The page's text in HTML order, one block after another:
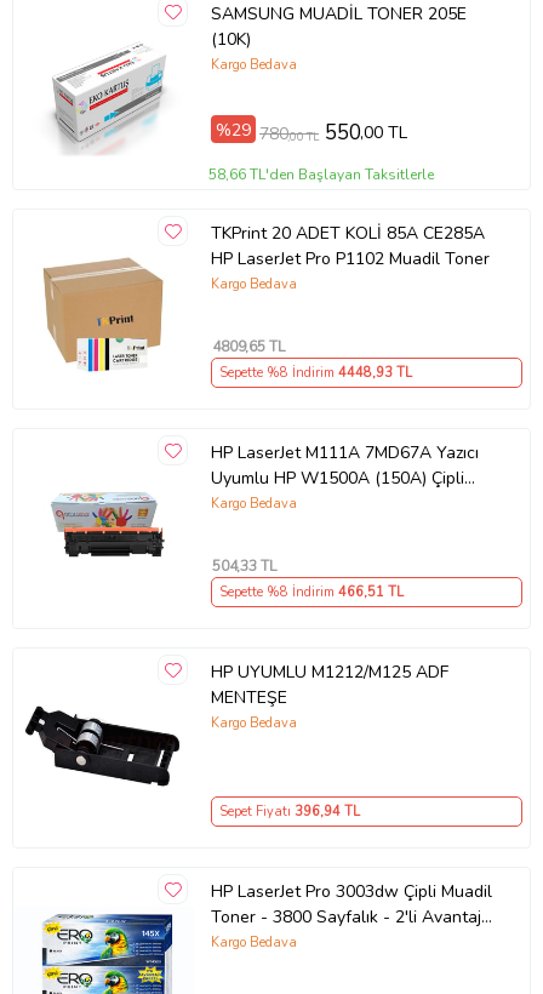
SAMSUNG MUADİL TONER 205E
(10K)
Kargo Bedava
%29 780,00 TL 550,00 TL
58,66 TL'den Başlayan Taksitlerle
TKPrint 20 ADET KOLİ 85A CE285A
HP LaserJet Pro P1102 Muadil Toner
Kargo Bedava
4809,65 TL
Sepette %8 İndirim 4448,93 TL
HP LaserJet M111A 7MD67A Yazıcı
Uyumlu HP W1500A (150A) Çipli
Muadil Toner (Siyah)
Kargo Bedava
504,33 TL
Sepette %8 İndirim 466,51 TL
HP UYUMLU M1212/M125 ADF
MENTEŞE
Kargo Bedava
Sepet Fiyatı 396,94 TL
HP LaserJet Pro 3003dw Çipli Muadil
Toner - 3800 Sayfalık - 2'li Avantaj
Paket
Kargo Bedava